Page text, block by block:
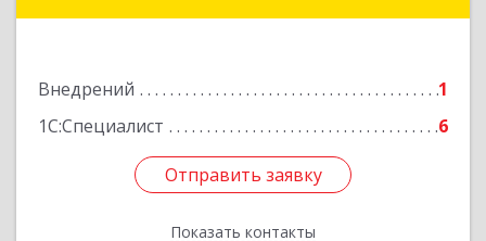
Внедрений
1
1С:Специалист
6
Отправить заявку
Показать контакты
Отправить заявку
Назад